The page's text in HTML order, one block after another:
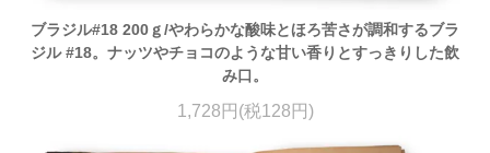
ブラジル#18 200ｇ/やわらかな酸味とほろ苦さが調和するブラ
ジル #18。ナッツやチョコのような甘い香りとすっきりした飲
み口。
1,728円(税128円)